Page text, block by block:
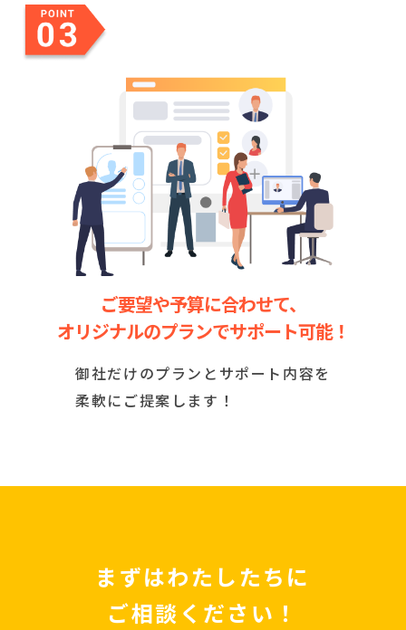
ご要望や予算に合わせて、
オリジナルのプランでサポート可能！
御社だけのプランとサポート内容を
柔軟にご提案します！
まずはわたしたちに
ご相談ください！